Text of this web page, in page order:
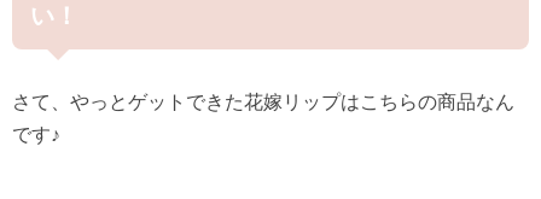
い！
さて、やっとゲットできた花嫁リップはこちらの商品なん
です♪